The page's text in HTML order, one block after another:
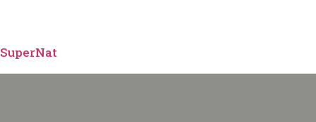
SuperNat